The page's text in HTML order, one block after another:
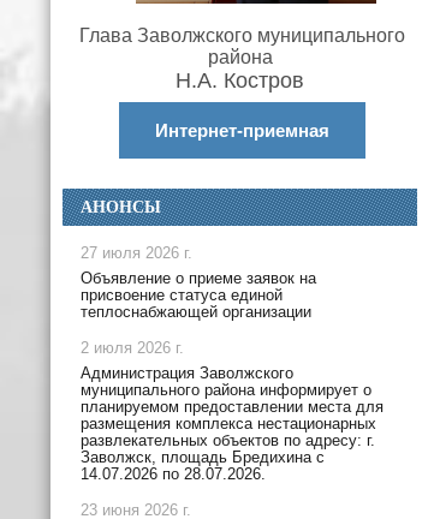
Глава Заволжского муниципального
района
Н.А. Костров
Интернет-приемная
АНОНСЫ
27 июля 2026 г.
Объявление о приеме заявок на
присвоение статуса единой
теплоснабжающей организации
2 июля 2026 г.
Администрация Заволжского
муниципального района информирует о
планируемом предоставлении места для
размещения комплекса нестационарных
развлекательных объектов по адресу: г.
Заволжск, площадь Бредихина с
14.07.2026 по 28.07.2026.
23 июня 2026 г.